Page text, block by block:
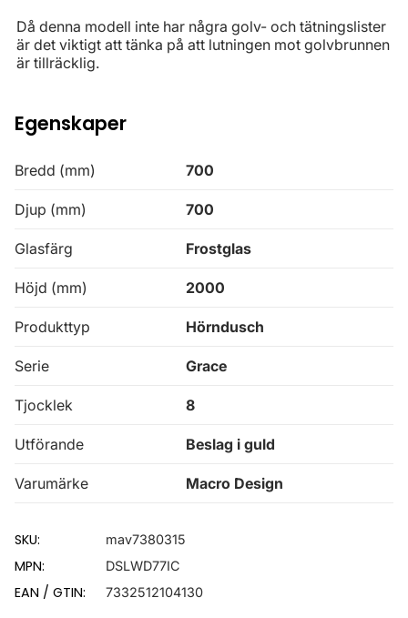
Då denna modell inte har några golv- och tätningslister
är det viktigt att tänka på att lutningen mot golvbrunnen
är tillräcklig.
Egenskaper
Bredd (mm) 700
Djup (mm) 700
Glasfärg Frostglas
Höjd (mm) 2000
Produkttyp Hörndusch
Serie Grace
Tjocklek 8
Utförande Beslag i guld
Varumärke Macro Design
SKU: mav7380315
MPN: DSLWD77IC
EAN / GTIN: 7332512104130